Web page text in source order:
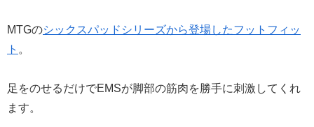
MTGのシックスパッドシリーズから登場したフットフィッ
ト 。
足をのせるだけでEMSが脚部の筋肉を勝手に刺激してくれ
ます。